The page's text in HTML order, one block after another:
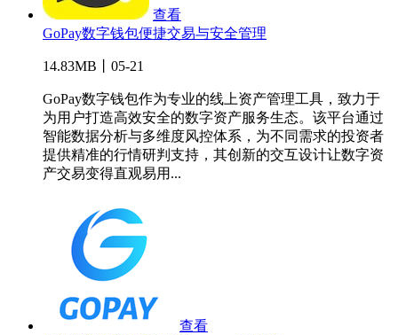
查看
GoPay数字钱包便捷交易与安全管理
14.83MB丨05-21
GoPay数字钱包作为专业的线上资产管理工具，致力于
为用户打造高效安全的数字资产服务生态。该平台通过
智能数据分析与多维度风控体系，为不同需求的投资者
提供精准的行情研判支持，其创新的交互设计让数字资
产交易变得直观易用...
查看